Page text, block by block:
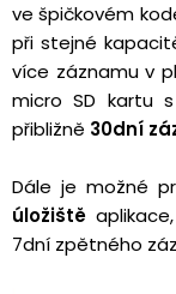
ve špičkovém
při stejné
více záznamu v
micro SD kartu s
přibližně 30dní
Dále je možné
úložiště
7dní zpětného